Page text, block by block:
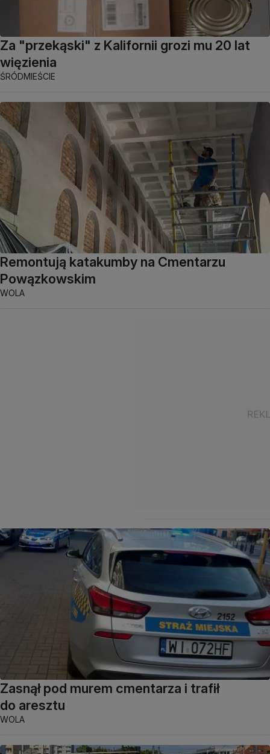
Za "przekąski" z Kalifornii grozi mu 20 lat
więzienia
ŚRÓDMIEŚCIE
Remontują katakumby na Cmentarzu
Powązkowskim
WOLA
Zasnął pod murem cmentarza i trafił
do aresztu
WOLA